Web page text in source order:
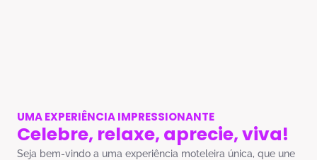
UMA EXPERIÊNCIA IMPRESSIONANTE
Celebre, relaxe, aprecie, viva!
Seja bem-vindo a uma experiência moteleira única, que une